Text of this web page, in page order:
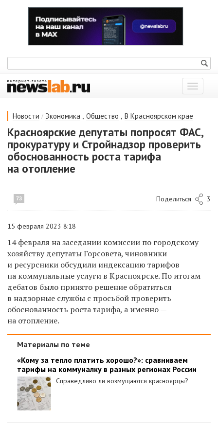
Показать
меню
Новости / Экономика , Общество , В Красноярском крае
Красноярские депутаты попросят ФАС,
прокуратуру и Стройнадзор проверить
обоснованность роста тарифа
на отопление
73 Поделиться 3
15 февраля 2023 8:18
14 февраля на заседании комиссии по городскому
хозяйству депутаты Горсовета, чиновники
и ресурсники обсудили индексацию тарифов
на коммунальные услуги в Красноярске. По итогам
дебатов было принято решение обратиться
в надзорные службы с просьбой проверить
обоснованность роста тарифа, а именно —
на отопление.
Материалы по теме
«Кому за тепло платить хорошо?»: сравниваем
тарифы на коммуналку в разных регионах России
Справедливо ли возмущаются красноярцы?